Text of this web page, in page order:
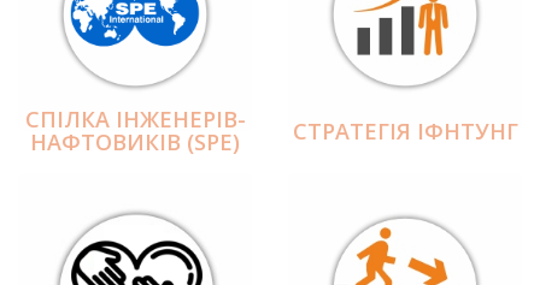
СПІЛКА ІНЖЕНЕРІВ-
НАФТОВИКІВ (SPE) СТРАТЕГІЯ ІФНТУНГ